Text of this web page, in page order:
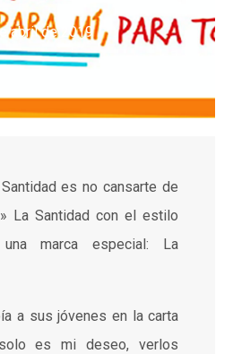
abril de 2019
es no cansarte de
La Santidad con el estilo
marca especial: La
a sus jóvenes en la carta
es mi deseo, verlos